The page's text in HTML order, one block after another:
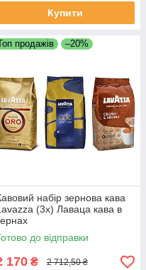
Купити
продажів –20%
набір зернова кава
(3х) Лаваца кава в
до відправки
170 ₴ 2 712,50 ₴